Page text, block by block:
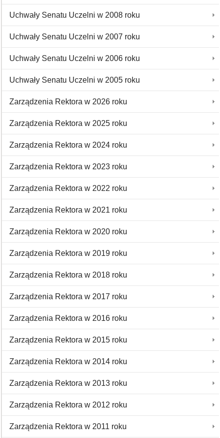
Uchwały Senatu Uczelni w 2008 roku
Uchwały Senatu Uczelni w 2007 roku
Uchwały Senatu Uczelni w 2006 roku
Uchwały Senatu Uczelni w 2005 roku
Zarządzenia Rektora w 2026 roku
Zarządzenia Rektora w 2025 roku
Zarządzenia Rektora w 2024 roku
Zarządzenia Rektora w 2023 roku
Zarządzenia Rektora w 2022 roku
Zarządzenia Rektora w 2021 roku
Zarządzenia Rektora w 2020 roku
Zarządzenia Rektora w 2019 roku
Zarządzenia Rektora w 2018 roku
Zarządzenia Rektora w 2017 roku
Zarządzenia Rektora w 2016 roku
Zarządzenia Rektora w 2015 roku
Zarządzenia Rektora w 2014 roku
Zarządzenia Rektora w 2013 roku
Zarządzenia Rektora w 2012 roku
Zarządzenia Rektora w 2011 roku